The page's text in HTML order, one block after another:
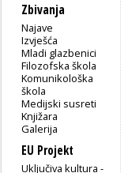
Zbivanja
Najave
Izvješća
Mladi glazbenici
Filozofska škola
Komunikološka
škola
Medijski susreti
Knjižara
Galerija
EU Projekt
Uključiva kultura -